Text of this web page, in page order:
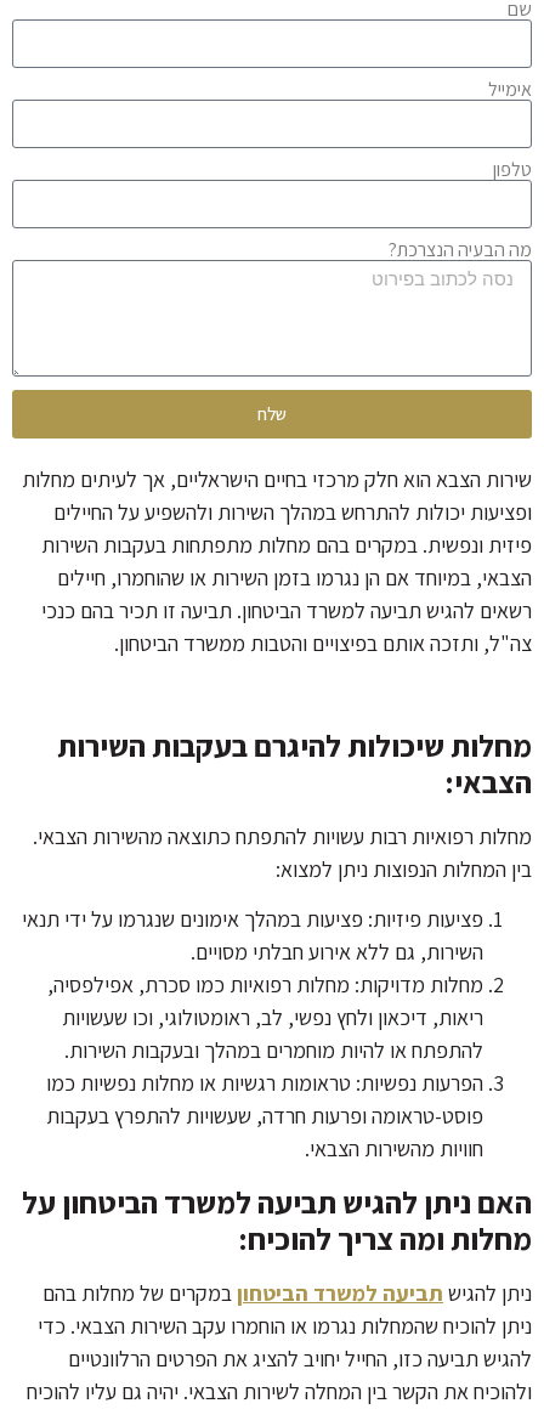
שם
אימייל
טלפון
מה הבעיה הנצרכת?
שלח
שירות הצבא הוא חלק מרכזי בחיים הישראליים, אך לעיתים מחלות
ופציעות יכולות להתרחש במהלך השירות ולהשפיע על החיילים
פיזית ונפשית. במקרים בהם מחלות מתפתחות בעקבות השירות
הצבאי, במיוחד אם הן נגרמו בזמן השירות או שהוחמרו, חיילים
רשאים להגיש תביעה למשרד הביטחון. תביעה זו תכיר בהם כנכי
צה"ל, ותזכה אותם בפיצויים והטבות ממשרד הביטחון.
מחלות שיכולות להיגרם בעקבות השירות
הצבאי:
מחלות רפואיות רבות עשויות להתפתח כתוצאה מהשירות הצבאי.
בין המחלות הנפוצות ניתן למצוא:
פציעות פיזיות: פציעות במהלך אימונים שנגרמו על ידי תנאי
השירות, גם ללא אירוע חבלתי מסויים.
מחלות מדויקות: מחלות רפואיות כמו סכרת, אפילפסיה,
ריאות, דיכאון ולחץ נפשי, לב, ראומטולוגי, וכו שעשויות
להתפתח או להיות מוחמרים במהלך ובעקבות השירות.
הפרעות נפשיות: טראומות רגשיות או מחלות נפשיות כמו
פוסט-טראומה ופרעות חרדה, שעשויות להתפרץ בעקבות
חוויות מהשירות הצבאי.
האם ניתן להגיש תביעה למשרד הביטחון על
מחלות ומה צריך להוכיח:
ניתן להגיש תביעה למשרד הביטחוןבמקרים של מחלות בהם
ניתן להוכיח שהמחלות נגרמו או הוחמרו עקב השירות הצבאי. כדי
להגיש תביעה כזו, החייל יחויב להציג את הפרטים הרלוונטיים
ולהוכיח את הקשר בין המחלה לשירות הצבאי. יהיה גם עליו להוכיח